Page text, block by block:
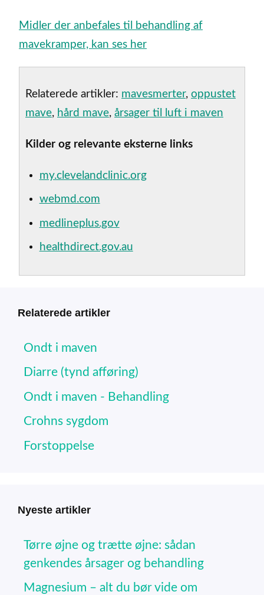
Midler der anbefales til behandling af
mavekramper, kan ses her
Relaterede artikler: mavesmerter, oppustet
mave, hård mave, årsager til luft i maven
Kilder og relevante eksterne links
my.clevelandclinic.org
webmd.com
medlineplus.gov
healthdirect.gov.au
Relaterede artikler
Ondt i maven
Diarre (tynd afføring)
Ondt i maven - Behandling
Crohns sygdom
Forstoppelse
Nyeste artikler
Tørre øjne og trætte øjne: sådan
genkendes årsager og behandling
Magnesium – alt du bør vide om